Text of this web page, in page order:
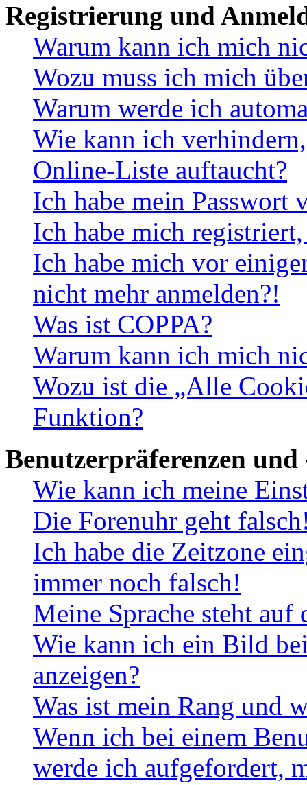
Registrierung und
Warum kann ich mich
Wozu muss ich mich
Warum werde ich
Wie kann ich
Online-Liste auftaucht?
Ich habe mein Passwort
Ich habe mich
Ich habe mich vor
nicht mehr anmelden?!
Was ist COPPA?
Warum kann ich mich
Wozu ist die „Alle
Funktion?
Benutzerpräferenzen und
Wie kann ich meine
Die Forenuhr geht
Ich habe die Zeitzone
immer noch falsch!
Meine Sprache steht
Wie kann ich ein Bild
anzeigen?
Was ist mein Rang und
Wenn ich bei einem
werde ich aufgefordert,